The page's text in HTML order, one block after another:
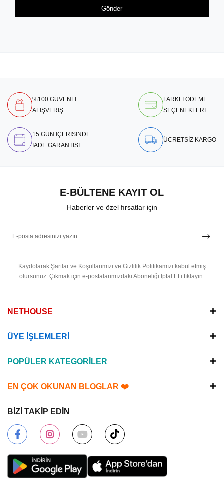
Gönder
%100 GÜVENLİ
ALIŞVERİŞ
FARKLI ÖDEME
SEÇENEKLERİ
15 GÜN İÇERİSİNDE
İADE GARANTİSİ
ÜCRETSİZ KARGO
E-BÜLTENE KAYIT OL
Haberler ve özel fırsatlar için
Kaydolarak Şartlar ve Koşullarımızı ve Gizlilik Politikamızı kabul etmiş
olursunuz. Çıkmak için e-postalarımızdaki Aboneliği İptal Et’i tıklayın.
NETHOUSE
ÜYE İŞLEMLERİ
POPÜLER KATEGORİLER
EN ÇOK OKUNAN BLOGLAR ❤️
BİZİ TAKİP EDİN